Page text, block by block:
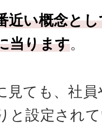
近い概念と
当ります。
見ても、社
と設定され